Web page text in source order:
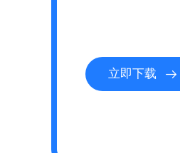
立即下载